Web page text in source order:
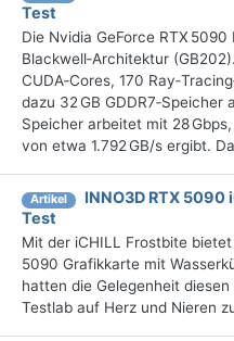
Test
Die Nvidia GeForce RTX
Blackwell‑Architektur
CUDA‑Cores, 170
dazu 32 GB GDDR7‑Speicher
Speicher arbeitet mit 28
von etwa 1.792 GB/s ergibt.
Artikel
INNO3D RTX 5090
Test
Mit der iCHILL Frostbite
5090 Grafikkarte mit
hatten die Gelegenheit
Testlab auf Herz und Nieren